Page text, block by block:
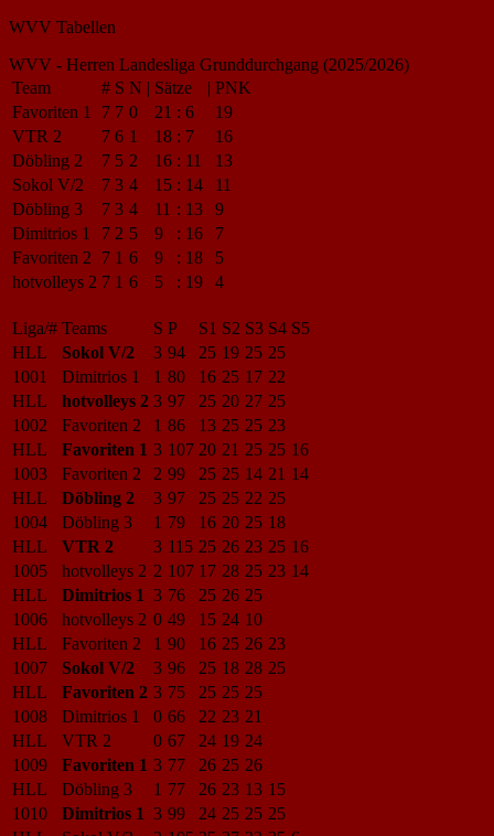
WVV Tabellen
WVV - Herren Landesliga Grunddurchgang (2025/2026)
Team
# S N | Sätze | PNK
Favoriten 1
7 7 0 21 : 6
19
VTR 2
7 6 1 18 : 7
16
Döbling 2
7 5 2 16 : 11
13
Sokol V/2
7 3 4 15 : 14
11
Döbling 3
7 3 4 11 : 13
9
Dimitrios 1
7 2 5 9 : 16
7
Favoriten 2
7 1 6 9 : 18
5
hotvolleys 2 7 1 6 5 : 19 4
Liga/# Teams S P S1 S2 S3 S4 S5
HLL
Sokol V/2 3 94 25 19 25 25
1001
Dimitrios 1 1 80 16 25 17 22
HLL
hotvolleys 2 3 97 25 20 27 25
1002
Favoriten 2 1 86 13 25 25 23
HLL
Favoriten 1 3 107 20 21 25 25 16
1003
Favoriten 2 2 99 25 25 14 21 14
HLL
Döbling 2 3 97 25 25 22 25
1004
Döbling 3 1 79 16 20 25 18
HLL
VTR 2 3 115 25 26 23 25 16
1005
hotvolleys 2 2 107 17 28 25 23 14
HLL
Dimitrios 1 3 76 25 26 25
1006
hotvolleys 2 0 49 15 24 10
HLL
Favoriten 2 1 90 16 25 26 23
1007
Sokol V/2 3 96 25 18 28 25
HLL
Favoriten 2 3 75 25 25 25
1008
Dimitrios 1 0 66 22 23 21
HLL
VTR 2 0 67 24 19 24
1009
Favoriten 1 3 77 26 25 26
HLL
Döbling 3 1 77 26 23 13 15
1010
Dimitrios 1 3 99 24 25 25 25